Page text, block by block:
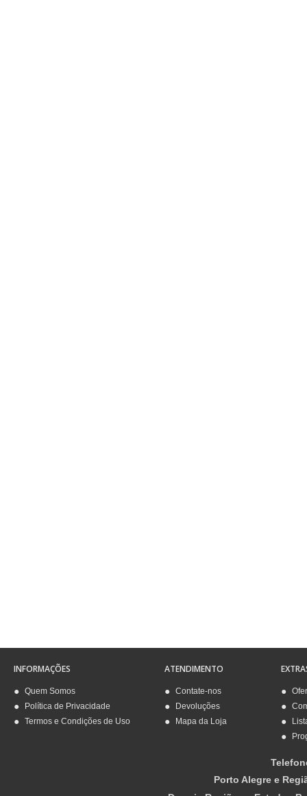
INFORMAÇÕES
Quem Somos
Política de Privacidade
Termos e Condições de Uso
ATENDIMENTO
Contate-nos
Devoluções
Mapa da Loja
Porto Alegre e